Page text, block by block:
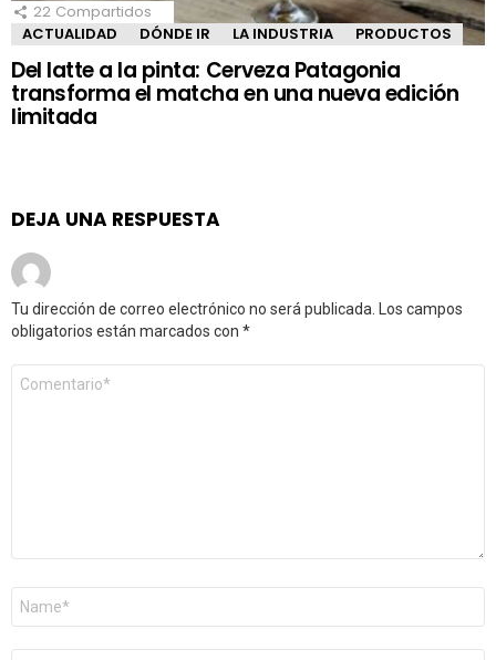
22 Compartidos
ACTUALIDAD
DÓNDE IR LA INDUSTRIA PRODUCTOS
Del latte a la pinta: Cerveza Patagonia
transforma el matcha en una nueva edición
limitada
DEJA UNA RESPUESTA
Tu dirección de correo electrónico no será publicada. Los campos
obligatorios están marcados con *
Comentario
Nombre